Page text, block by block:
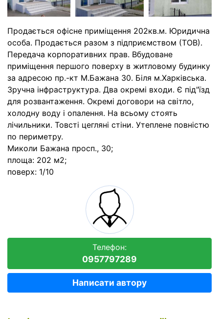
Продається офісне приміщення 202кв.м. Юридична
особа. Продається разом з підприємством (ТОВ).
Передача корпоративних прав. Вбудоване
приміщення першого поверху в житловому будинку
за адресою пр.-кт М.Бажана 30. Біля м.Харківська.
Зручна інфраструктура. Два окремі входи. Є під"їзд
для розвантаження. Окремі договори на світло,
холодну воду і опалення. На всьому стоять
лічильники. Товсті цегляні стіни. Утеплене повністю
по периметру.
Миколи Бажана просп., 30;
площа: 202 м2;
поверх: 1/10
Телефон:
0957797289
Написати автору